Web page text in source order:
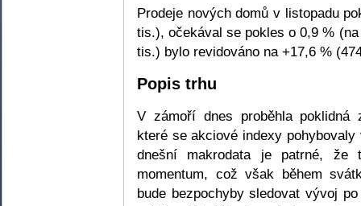
Prodeje nových domů v listopadu
tis.), očekával se pokles o 0,9 %
tis.) bylo revidováno na +17,6 %
Popis trhu
V zámoří dnes proběhla poklidná
které se akciové indexy
dnešní makrodata je patrné,
momentum, což však během
bude bezpochyby sledovat vývoj